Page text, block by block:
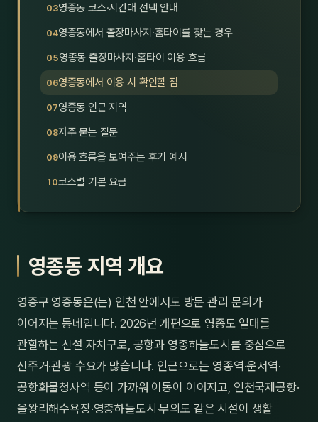
울산
24
영종동 코스·시간대 선택 안내
영종동에서 출장마사지·홈타이를 찾는 경우
영종동 출장마사지·홈타이 이용 흐름
영종동에서 이용 시 확인할 점
영종동 인근 지역
자주 묻는 질문
이용 흐름을 보여주는 후기 예시
코스별 기본 요금
영종동 지역 개요
영종구 영종동은(는) 인천 안에서도 방문 관리 문의가
이어지는 동네입니다. 2026년 개편으로 영종도 일대를
관할하는 신설 자치구로, 공항과 영종하늘도시를 중심으로
신주거·관광 수요가 많습니다. 인근으로는 영종역·운서역·
공항화물청사역 등이 가까워 이동이 이어지고, 인천국제공항·
을왕리해수욕장·영종하늘도시·무의도 같은 시설이 생활